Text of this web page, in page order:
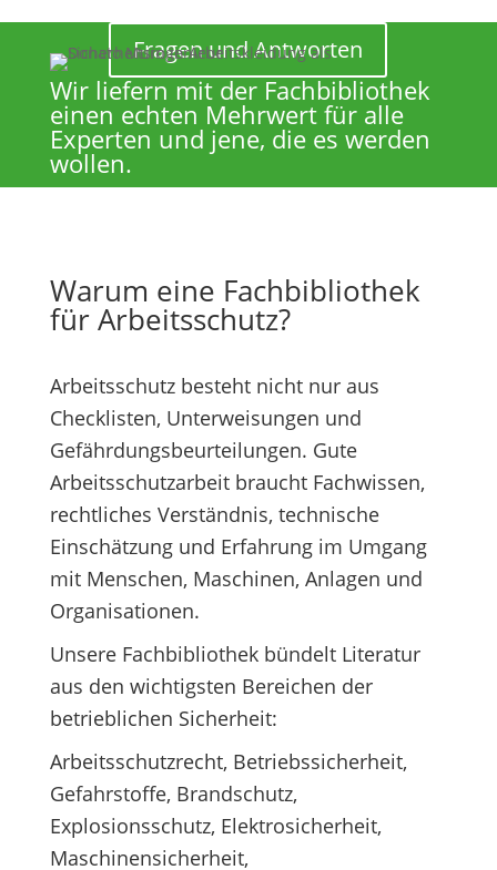
Fragen und Antworten
Wir liefern mit der Fachbibliothek
einen echten Mehrwert für alle
Experten und jene, die es werden
wollen.
Warum eine Fachbibliothek
für Arbeitsschutz?
Arbeitsschutz besteht nicht nur aus
Checklisten, Unterweisungen und
Gefährdungsbeurteilungen. Gute
Arbeitsschutzarbeit braucht Fachwissen,
rechtliches Verständnis, technische
Einschätzung und Erfahrung im Umgang
mit Menschen, Maschinen, Anlagen und
Organisationen.
Unsere Fachbibliothek bündelt Literatur
aus den wichtigsten Bereichen der
betrieblichen Sicherheit:
Arbeitsschutzrecht, Betriebssicherheit,
Gefahrstoffe, Brandschutz,
Explosionsschutz, Elektrosicherheit,
Maschinensicherheit,